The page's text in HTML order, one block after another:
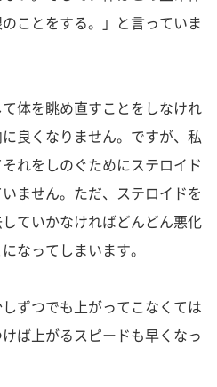
ことをする。」と言っていま
体を眺め直すことをしなけれ
良くなりません。ですが、私
れをしのぐためにステロイド
ません。ただ、ステロイドを
ていかなければどんどん悪化
なってしまいます。
ずつでも上がってこなくては
ば上がるスピードも早くなっ